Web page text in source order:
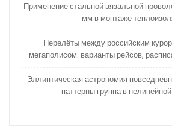
Применение стальной вязальной
мм в монтаже
Перелёты между российским
мегаполисом: варианты рейсов,
Эллиптическая астрономия
паттерны группа в